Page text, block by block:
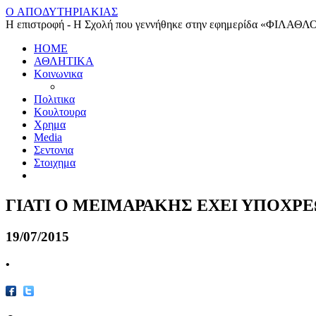
O ΑΠΟΔΥΤΗΡΙΑΚΙΑΣ
Η επιστροφή - Η Σχολή που γεννήθηκε στην εφημερίδα
HOME
ΑΘΛΗΤΙΚΑ
Κοινωνικα
Πολιτικα
Κουλτουρα
Χρημα
Media
Σεντονια
Στοιχημα
ΓΙΑΤΙ Ο ΜΕΙΜΑΡΑΚΗΣ ΕΧΕΙ
19/07/2015
•